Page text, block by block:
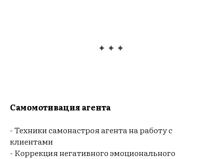
Самомотивация агента
- Техники самонастроя агента на работу с
клиентами
- Коррекция негативного эмоционального